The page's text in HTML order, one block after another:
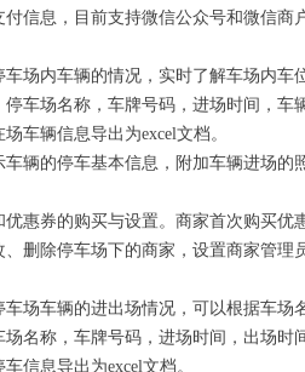
信息，目前支持微信公众号和微信商
场内车辆的情况，实时了解车场内
车场名称，车牌号码，进场时间，车
车辆信息导出为excel文档。
辆的停车基本信息，附加车辆进场的
惠券的购买与设置。商家首次购买
删除停车场下的商家，设置商家管理
场车辆的进出场情况，可以根据车
名称，车牌号码，进场时间，出场时
信息导出为excel文档。